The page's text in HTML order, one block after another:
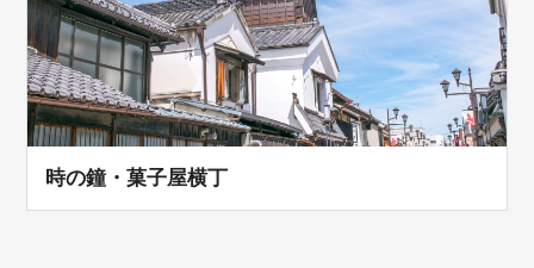
時の鐘・菓子屋横丁